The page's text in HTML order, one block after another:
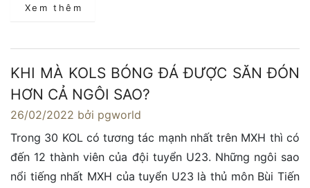
Xem thêm
KHI MÀ KOLS BÓNG ĐÁ ĐƯỢC SĂN ĐÓN
HƠN CẢ NGÔI SAO?
26/02/2022 bởi pgworld
Trong 30 KOL có tương tác mạnh nhất trên MXH thì có
đến 12 thành viên của đội tuyển U23. Những ngôi sao
nổi tiếng nhất MXH của tuyển U23 là thủ môn Bùi Tiến